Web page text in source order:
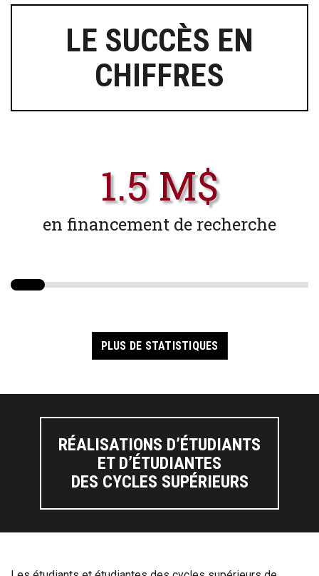
LE SUCCÈS EN
CHIFFRES
1.5 M$
en financement de recherche
PLUS DE STATISTIQUES
RÉALISATIONS D’ÉTUDIANTS
ET D’ÉTUDIANTES
DES CYCLES SUPÉRIEURS